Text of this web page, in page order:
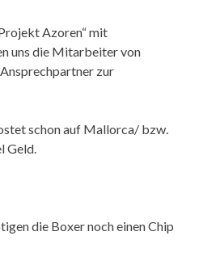
Azoren“ mit
uns die Mitarbeiter von
Ansprechpartner zur
schon auf Mallorca/ bzw.
Geld.
die Boxer noch einen Chip